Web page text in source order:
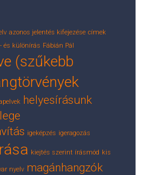
azonos jelentés kifejezése címek
és különírás Fábián Pál
(szűkebb
helyesírásunk
igeképzés igeragozás
kiejtés szerint írásmód kis
nyelv magánhangzók